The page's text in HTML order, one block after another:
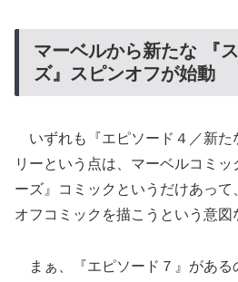
マーベルから新たな 『
ズ』スピンオフが始動
いずれも『エピソード４／新た
リーという点は、マーベルコミ
ーズ』コミックというだけあっ
オフコミックを描こうという意図
まぁ、『エピソード７』がある